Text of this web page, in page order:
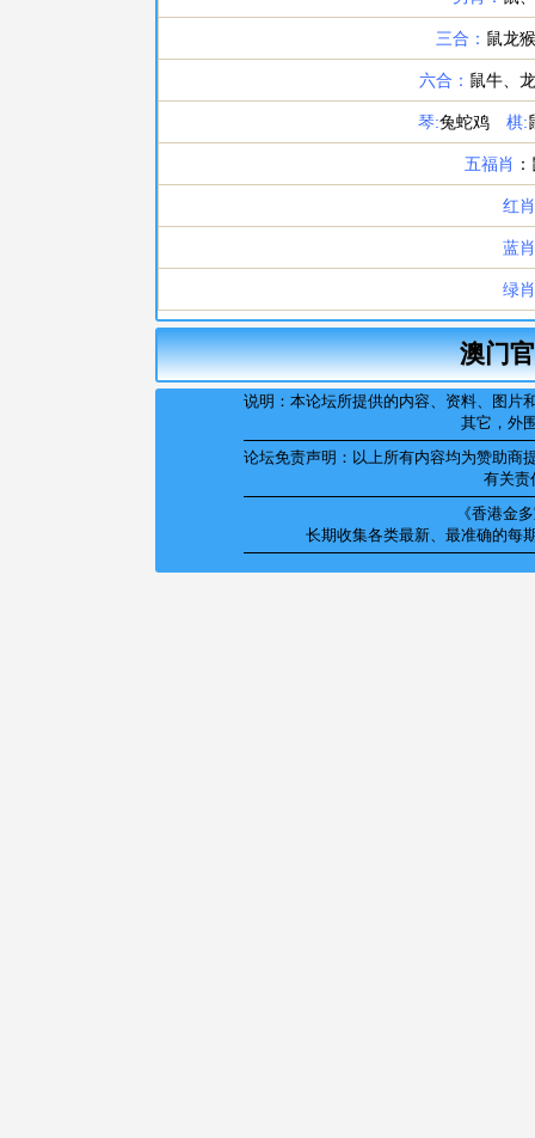
澳门
说明：本论坛所提供的内容、资料、图
其它，外
论坛免责声明：以上所有内容均为赞助商
有关责
《香港金
长期收集各类最新、最准确的每